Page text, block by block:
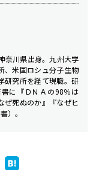
奈川県出身。九州大学
、米国ロシュ分子生物
研究所を経て現職。研
に『ＤＮＡの98％は
ぜ死ぬのか』『なぜヒ
）。